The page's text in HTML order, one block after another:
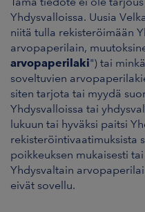
Yhdysvalloissa. Uusia
niitä tulla rekisteröimään
arvopaperilain,
arvopaperilaki") tai
soveltuvien
siten tarjota tai myydä
Yhdysvalloissa tai
lukuun tai hyväksi paitsi
rekisteröintivaatimuksista
poikkeuksen mukaisesti
Yhdysvaltain
eivät sovellu.